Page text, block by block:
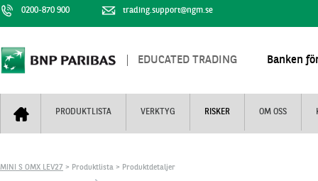
0200-870 900 trading.support@ngm.se
EDUCATED TRADING Banken
PRODUKTLISTA VERKTYG RISKER OM OSS
Mini Futures
Nyhestbrev+
Finansiell information
MINI S OMX LEV27 > Produktlista > Produktdetaljer